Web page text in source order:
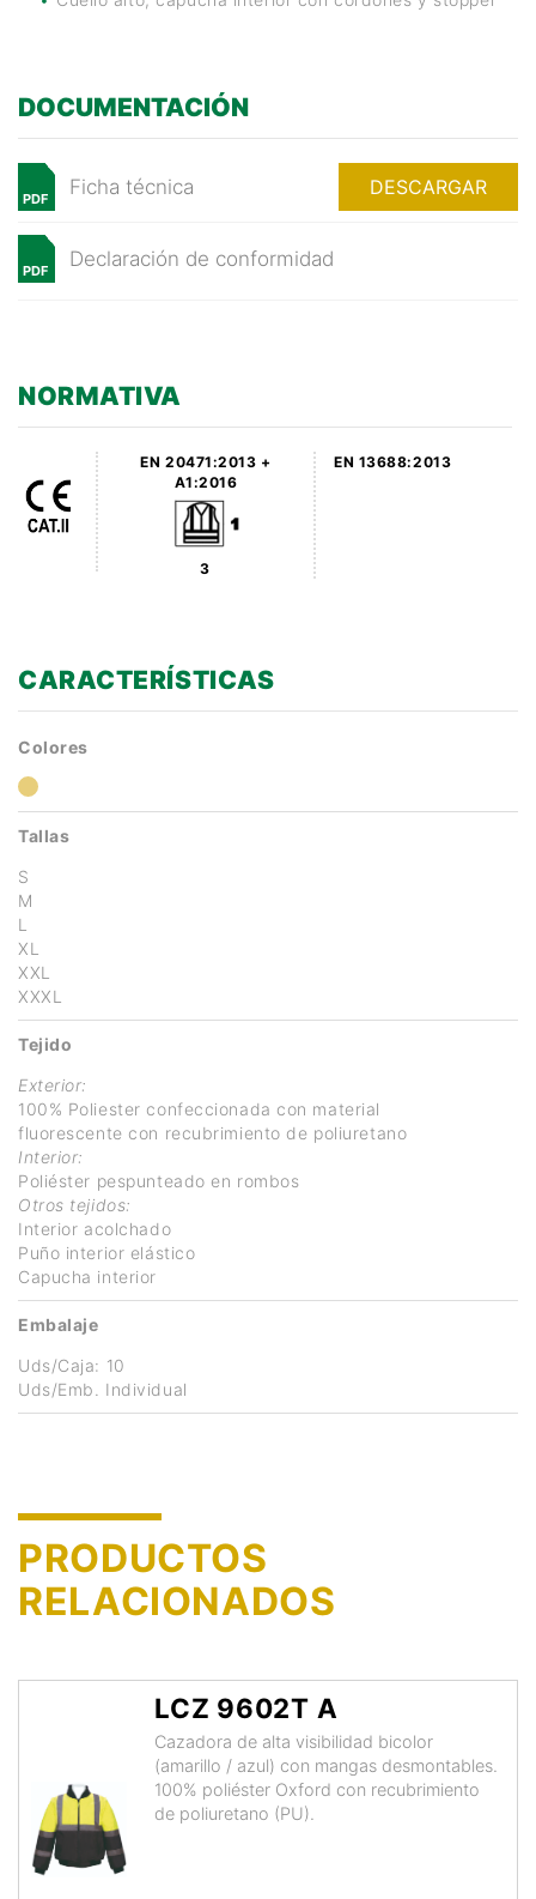
DOCUMENTACIÓN
PDF
Ficha técnica DESCARGAR
PDF
Declaración de conformidad
NORMATIVA
EN 20471:2013 +
A1:2016
3
EN 13688:2013
CARACTERÍSTICAS
Colores
Tallas
S
M
L
XL
XXL
XXXL
Tejido
Exterior:
100% Poliester confeccionada con material
fluorescente con recubrimiento de poliuretano
Interior:
Poliéster pespunteado en rombos
Otros tejidos:
Interior acolchado
Puño interior elástico
Capucha interior
Embalaje
Uds/Caja: 10
Uds/Emb. Individual
PRODUCTOS
RELACIONADOS
LCZ 9602T A
Cazadora de alta visibilidad bicolor
(amarillo / azul) con mangas desmontables.
100% poliéster Oxford con recubrimiento
de poliuretano (PU).